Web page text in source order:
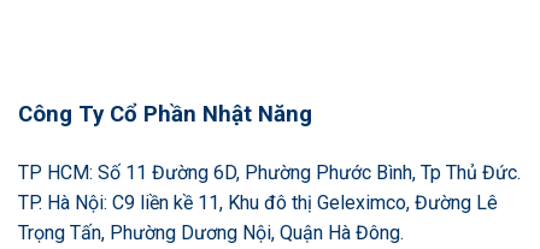
Công Ty Cổ Phần Nhật Năng
TP HCM: Số 11 Đường 6D, Phường Phước Bình, Tp Thủ Đức.
TP. Hà Nội: C9 liền kề 11, Khu đô thị Geleximco, Đường Lê
Trọng Tấn, Phường Dương Nội, Quận Hà Đông.